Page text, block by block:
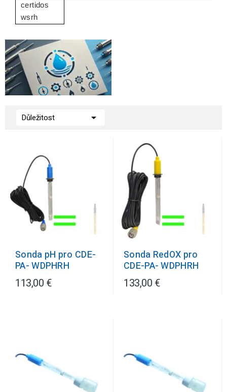
certidos
wsrh
Důležitost 
Sonda pH pro CDE-
PA- WDPHRH
113,00 €
Sonda RedOX pro
CDE-PA- WDPHRH
133,00 €